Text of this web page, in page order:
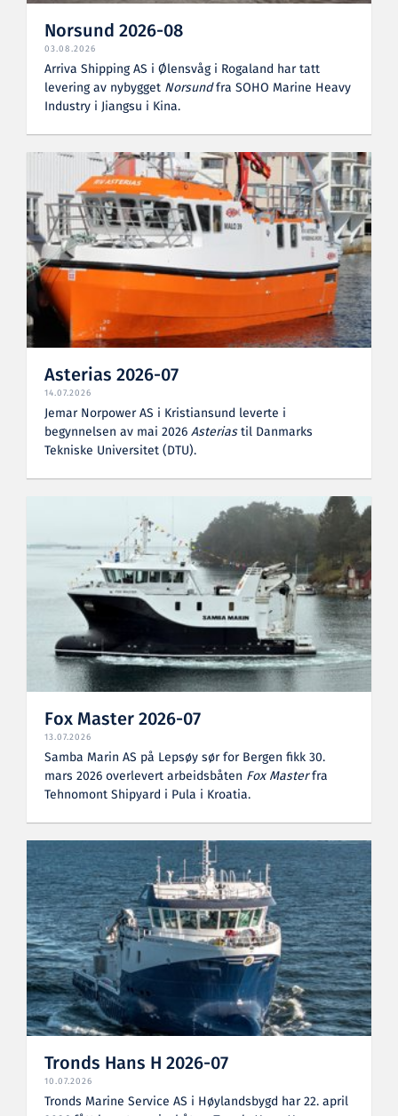
Norsund 2026-08
03.08.2026
Arriva Shipping AS i Ølensvåg i Rogaland har tatt
levering av nybygget Norsundfra SOHO Marine Heavy
Industry i Jiangsu i Kina.
Asterias 2026-07
14.07.2026
Jemar Norpower AS i Kristiansund leverte i
begynnelsen av mai 2026Asteriastil Danmarks
Tekniske Universitet (DTU).
Fox Master 2026-07
13.07.2026
Samba Marin AS på Lepsøy sør for Bergen fikk 30.
mars 2026 overlevert arbeidsbåten Fox Masterfra
Tehnomont Shipyard i Pula i Kroatia.
Tronds Hans H 2026-07
10.07.2026
Tronds Marine Service AS i Høylandsbygd har 22. april